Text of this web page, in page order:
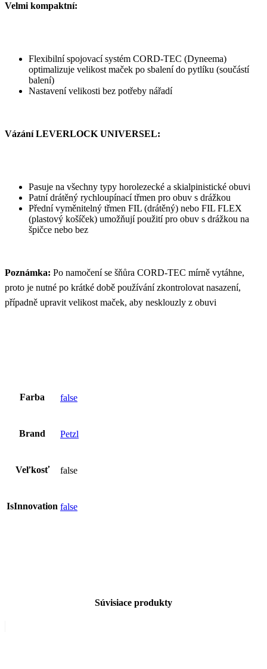
Velmi kompaktní:
Flexibilní spojovací systém CORD-TEC (Dyneema)
optimalizuje velikost maček po sbalení do pytlíku (součástí
balení)
Nastavení velikosti bez potřeby nářadí
Vázání LEVERLOCK UNIVERSEL:
Pasuje na všechny typy horolezecké a skialpinistické obuvi
Patní drátěný rychloupínací třmen pro obuv s drážkou
Přední vyměnitelný třmen FIL (drátěný) nebo FIL FLEX
(plastový košíček) umožňují použití pro obuv s drážkou na
špičce nebo bez
Poznámka: Po namočení se šňůra CORD-TEC mírně vytáhne,
proto je nutné po krátké době používání zkontrolovat nasazení,
případně upravit velikost maček, aby nesklouzly z obuvi
Farba false
Brand Petzl
Veľkosť false
IsInnovation false
Súvisiace produkty